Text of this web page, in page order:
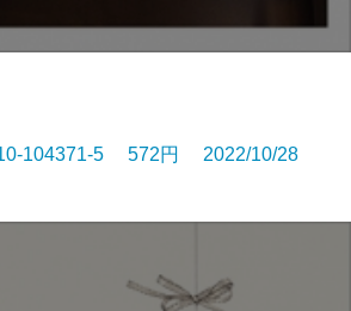
104371-5 572円 2022/10/28